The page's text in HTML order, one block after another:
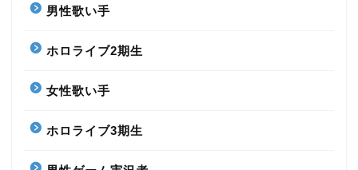
男性歌い手
ホロライブ2期生
女性歌い手
ホロライブ3期生